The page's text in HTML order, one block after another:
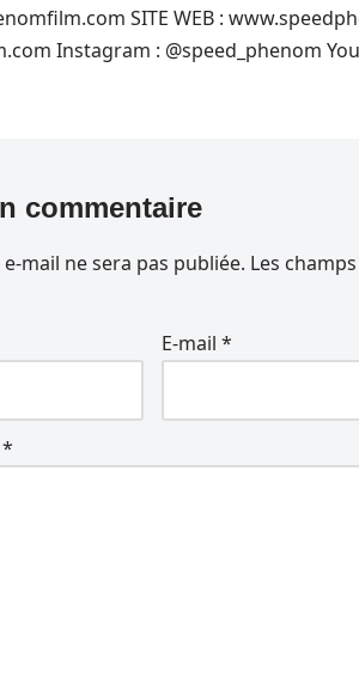
SITE WEB :
Instagram : @speed_phenom
commentaire
mail ne sera pas publiée. Les
E-mail *
*